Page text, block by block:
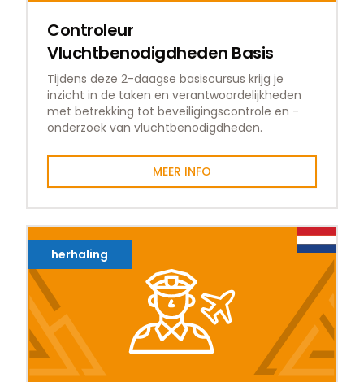
Controleur
Vluchtbenodigdheden Basis
Tijdens deze 2-daagse basiscursus krijg je
inzicht in de taken en verantwoordelijkheden
met betrekking tot beveiligingscontrole en -
onderzoek van vluchtbenodigdheden.
MEER INFO
herhaling